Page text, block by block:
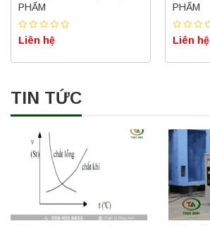
PHẨM
Liên hệ
PHẨM
Liên hệ
TIN TỨC